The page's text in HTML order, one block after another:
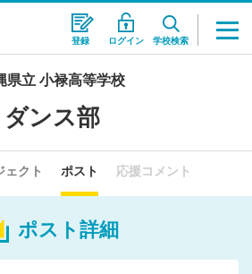
登録 ログイン 学校検索
県立 小禄高等学校
ダンス部
ェクト ポスト 応援コメント
ポスト詳細